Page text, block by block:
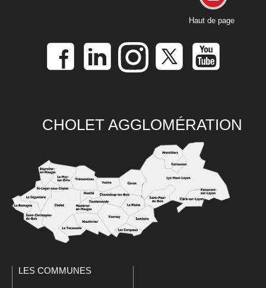
Haut de page
CHOLET AGGLOMÉRATION
LES COMMUNES